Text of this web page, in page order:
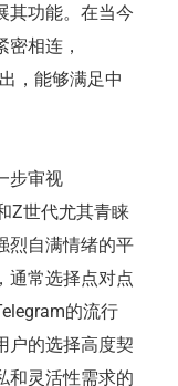
其功能。在当今
相连，
，能够满足中
步审视
Z世代尤其青睐
烈自满情绪的平
通常选择点对点
的流行
户的选择高度契
和灵活性需求的